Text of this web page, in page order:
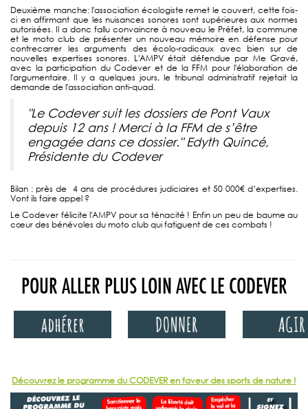
Deuxième manche: l'association écologiste remet le couvert, cette fois-
ci en affirmant que les nuisances sonores sont supérieures aux normes
autorisées. Il a donc fallu convaincre à nouveau le Préfet, la commune
et le moto club de présenter un nouveau mémoire en défense pour
contrecarrer les arguments des écolo-radicaux avec bien sur de
nouvelles expertises sonores. L'AMPV était défendue par Me Gravé,
avec la participation du Codever et de la FFM pour l'élaboration de
l'argumentaire. Il y a quelques jours, le tribunal administratif rejetait la
demande de l'association anti-quad.
"Le Codever suit les dossiers de Pont Vaux
depuis 12 ans ! Merci à la FFM de s’être
engagée dans ce dossier." Edyth Quincé,
Présidente du Codever
Bilan : près de 4 ans de procédures judiciaires et 50 000€ d’expertises.
Vont ils faire appel ?
Le Codever félicite l'AMPV pour sa ténacité ! Enfin un peu de baume au
cœur des bénévoles du moto club qui fatiguent de ces combats !
POUR ALLER PLUS LOIN AVEC LE CODEVER
Découvrez le programme du CODEVER en faveur des sports de nature !